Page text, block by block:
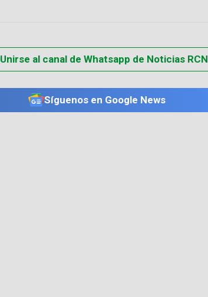
Unirse al canal de Whatsapp de Noticias RCN
Síguenos en Google News